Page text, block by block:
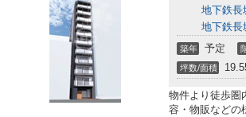
地下鉄長
地下鉄長
築年 予定
坪数/面積
物件より徒歩圏
容・物販などの